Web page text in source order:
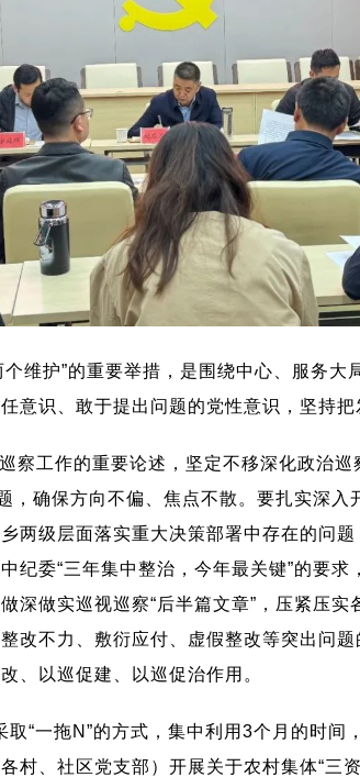
维护”的重要举措，是围绕中心、服务
识、敢于提出问题的党性意识，坚持把
察工作的重要论述，坚定不移深化政治
，确保方向不偏、焦点不散。要扎实深
两级层面落实重大决策部署中存在的问
纪委“三年集中整治，今年最关键”的要
深做实巡视巡察“后半篇文章”，压紧压
改不力、敷衍应付、虚假整改等突出问
、以巡促建、以巡促治作用。
“一拖N”的方式，集中利用3个月的时
村、社区党支部）开展关于农村集体“三